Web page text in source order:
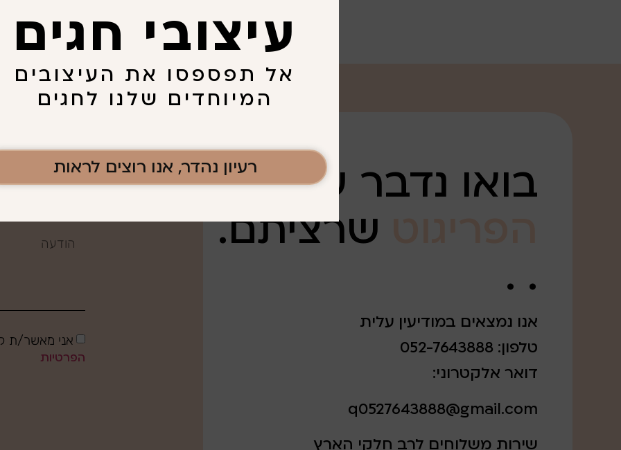
בואו נדבר על
שרציתם.
. .
אנו נמצאים במודיעין עלית
טלפון: 052-7643888
דואר אלקטרוני:
q0527643888@gmail.com
שירות משלוחים לרב חלקי הארץ
אני מאשר/ת
הפרטיות
עיצובי חגים
אל תפספסו את העיצובים
המיוחדים שלנו לחגים
רעיון נהדר, אנו רוצים לראות